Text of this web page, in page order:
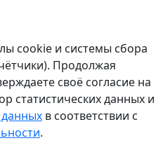
cookie и системы сбора
Продолжая
своё согласие на
статистических данных и
в соответствии с
.